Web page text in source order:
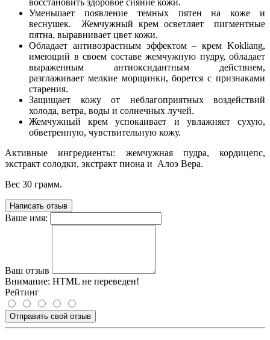
Уменьшает появление темных пятен на коже и
веснушек. Жемчужный крем осветляет пигментные
пятна, выравнивает цвет кожи.
Обладает антивозрастным эффектом – крем Kokliang,
имеющий в своем составе жемчужную пудру, обладает
выраженным антиоксидантным действием,
разглаживает мелкие морщинки, борется с признаками
старения.
Защищает кожу от неблагоприятных воздействий
холода, ветра, воды и солнечных лучей.
Жемчужный крем успокаивает и увлажняет сухую,
обветренную, чувствительную кожу.
Активные ингредиенты: жемчужная пудра, кордицепс,
экстракт солодки, экстракт пиона и Алоэ Вера.
Вес 30 грамм.
Написать отзыв
Ваше имя:
Ваш отзыв
Внимание: HTML не переведен!
Рейтинг
Отправить свой отзыв